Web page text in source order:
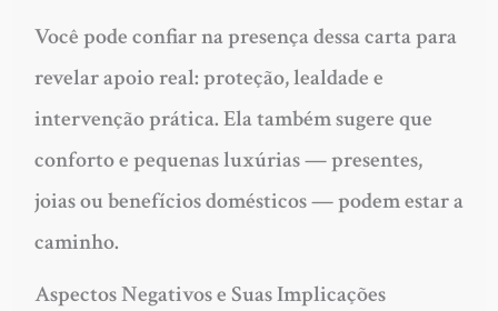
Você pode confiar na presença dessa carta para
revelar apoio real: proteção, lealdade e
intervenção prática. Ela também sugere que
conforto e pequenas luxúrias — presentes,
joias ou benefícios domésticos — podem estar a
caminho.
Aspectos Negativos e Suas Implicações